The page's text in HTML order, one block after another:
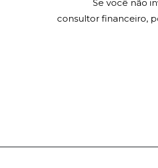
Se você não
consultor financeiro,